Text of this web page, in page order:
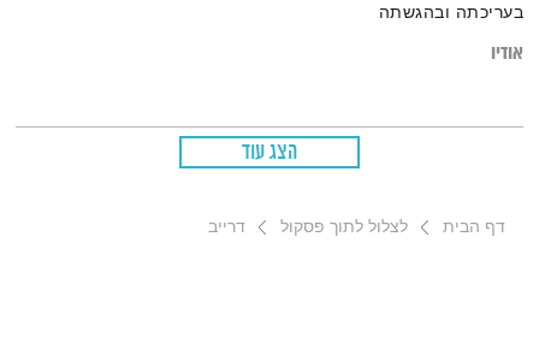
בעריכתה ובהגשתה
אודיו
הצג עוד
דף הבית לצלול לתוך פסקול דרייב